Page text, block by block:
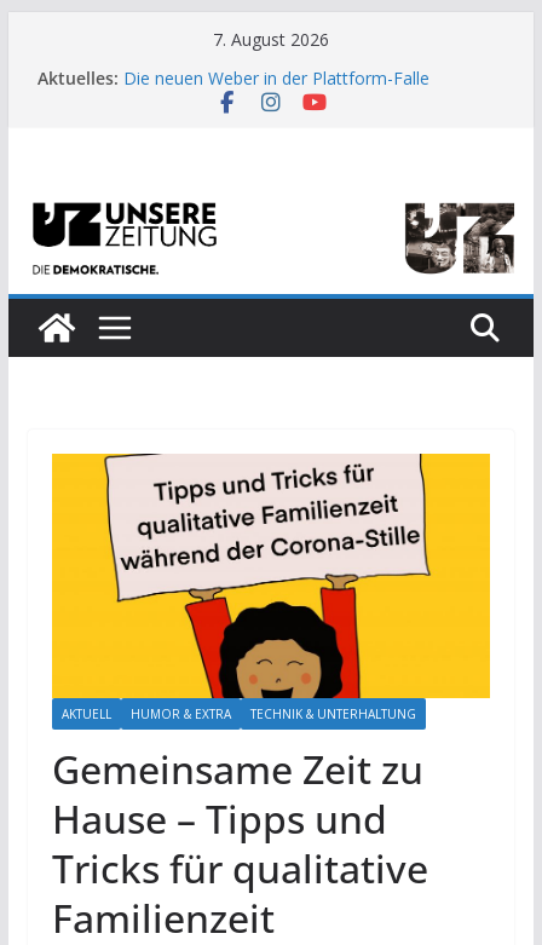
7. August 2026
Aktuelles:
US-Wahl: Arzt aus Detroit besiegt 70-Millionen-
Dollar-Lobby
Die neuen Weber in der Plattform-Falle
Kinderbetreuung ist keine Arbeit?
AKTUELL HUMOR & EXTRA TECHNIK & UNTERHALTUNG
Gemeinsame Zeit zu
Hause – Tipps und
Tricks für qualitative
Familienzeit